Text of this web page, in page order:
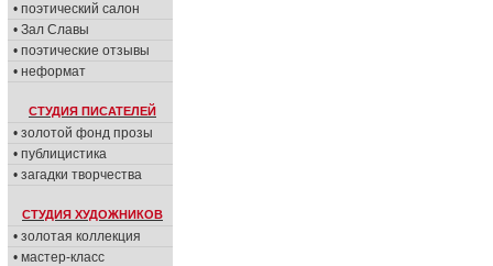
• поэтический салон
• Зал Славы
• поэтические отзывы
• неформат
СТУДИЯ ПИСАТЕЛЕЙ
• золотой фонд прозы
• публицистика
• загадки творчества
СТУДИЯ ХУДОЖНИКОВ
• золотая коллекция
• мастер-класс